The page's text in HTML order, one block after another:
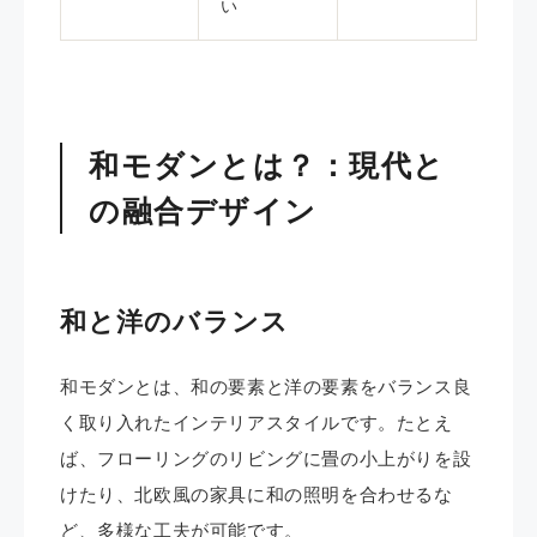
い
和モダンとは？：現代と
の融合デザイン
和と洋のバランス
和モダンとは、和の要素と洋の要素をバランス良
く取り入れたインテリアスタイルです。たとえ
ば、フローリングのリビングに畳の小上がりを設
けたり、北欧風の家具に和の照明を合わせるな
ど、多様な工夫が可能です。